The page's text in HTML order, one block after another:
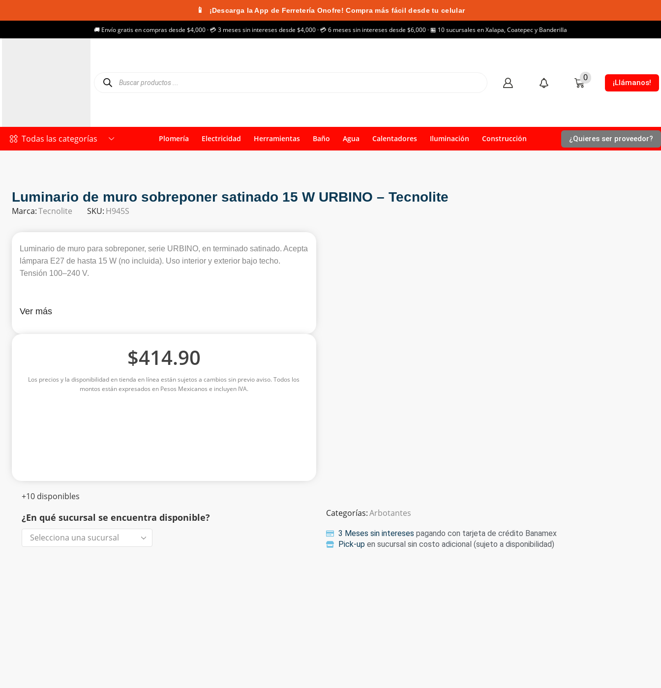
📱 ¡Descarga la App de Ferretería Onofre! Compra más fácil desde tu celular
🚚 Envío gratis en compras desde $4,000 · 💳 3 meses sin intereses desde $4,000 · 💳 6 meses sin intereses desde $6,000 · 🏪 10 sucursales en Xalapa, Coatepec y Banderilla
0 ¡Llámanos!
Todas las categorías Plomería Electricidad Herramientas Baño Agua Calentadores Iluminación Construcción ¿Quieres ser proveedor?
Luminario de muro sobreponer satinado 15 W URBINO – Tecnolite
Marca:Tecnolite SKU: H945S
Luminario de muro para sobreponer, serie URBINO, en terminado satinado. Acepta
lámpara E27 de hasta 15 W (no incluida). Uso interior y exterior bajo techo.
Tensión 100–240 V.
Ver más
$414.90
Los precios y la disponibilidad en tienda en línea están sujetos a cambios sin previo aviso. Todos los
montos están expresados en Pesos Mexicanos e incluyen IVA.
+10 disponibles
¿En qué sucursal se encuentra disponible? Categorías:Arbotantes
3 Meses sin intereses pagando con tarjeta de crédito Banamex
Pick-upen sucursal sin costo adicional (sujeto a disponibilidad)